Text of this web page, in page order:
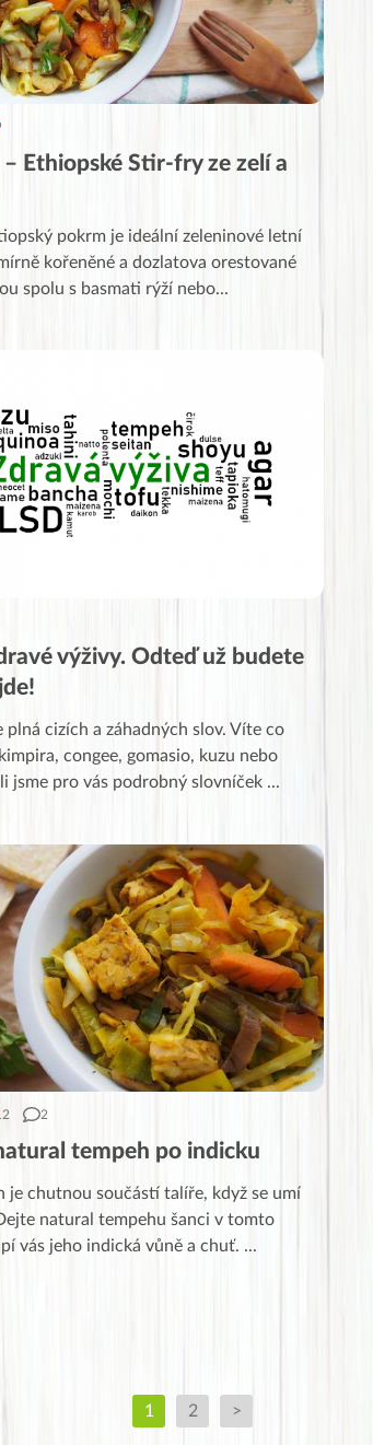
Ethiopské Stir-fry ze zelí a
pokrm je ideální zeleninové letní
kořeněné a dozlatova orestované
spolu s basmati rýží nebo...
výživy. Odteď už budete
plná cizích a záhadných slov. Víte co
congee, gomasio, kuzu nebo
jsme pro vás podrobný slovníček ...
2
tempeh po indicku
je chutnou součástí talíře, když se umí
natural tempehu šanci v tomto
vás jeho indická vůně a chuť. ...
1 2 >